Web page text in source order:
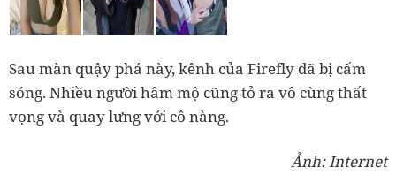
Sau màn quậy phá này, kênh của Firefly đã bị cấm
sóng. Nhiều người hâm mộ cũng tỏ ra vô cùng thất
vọng và quay lưng với cô nàng.
Ảnh: Internet